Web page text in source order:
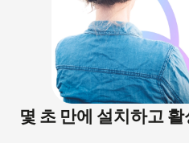
몇 초 만에 설치하고